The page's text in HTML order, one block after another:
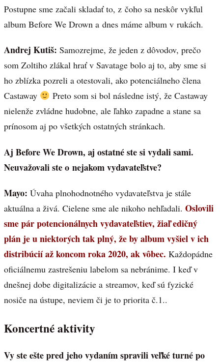
Postupne sme začali skladať to, z čoho sa neskôr vykľul
album Before We Drown a dnes máme album v rukách.
Andrej Kutiš: Samozrejme, že jeden z dôvodov, prečo
som Zoltiho zlákal hrať v Savatage bolo aj to, aby sme si
ho zblízka pozreli a otestovali, ako potenciálneho člena
Castaway
Preto som si bol následne istý, že Castaway
nielenže zvládne hudobne, ale ľahko zapadne a stane sa
prínosom aj po všetkých ostatných stránkach.
Aj Before We Drown, aj ostatné ste si vydali sami.
Neuvažovali ste o nejakom vydavateľstve?
Mayo: Úvaha plnohodnotného vydavateľstva je stále
aktuálna a živá. Cielene sme ale nikoho nehľadali. Oslovili
sme pár potencionálnych vydavateľstiev, žiaľ edičný
plán je u niektorých tak plný, že by album vyšiel v ich
distribúcií až koncom roka 2020, ak vôbec. Každopádne
oficiálnemu zastrešeniu labelom sa nebránime. I keď v
dnešnej dobe digitalizácie a streamov, keď sú fyzické
nosiče na ústupe, neviem či je to priorita č.1..
Koncertné aktivity
Vy ste ešte pred jeho vydaním spravili veľké turné po